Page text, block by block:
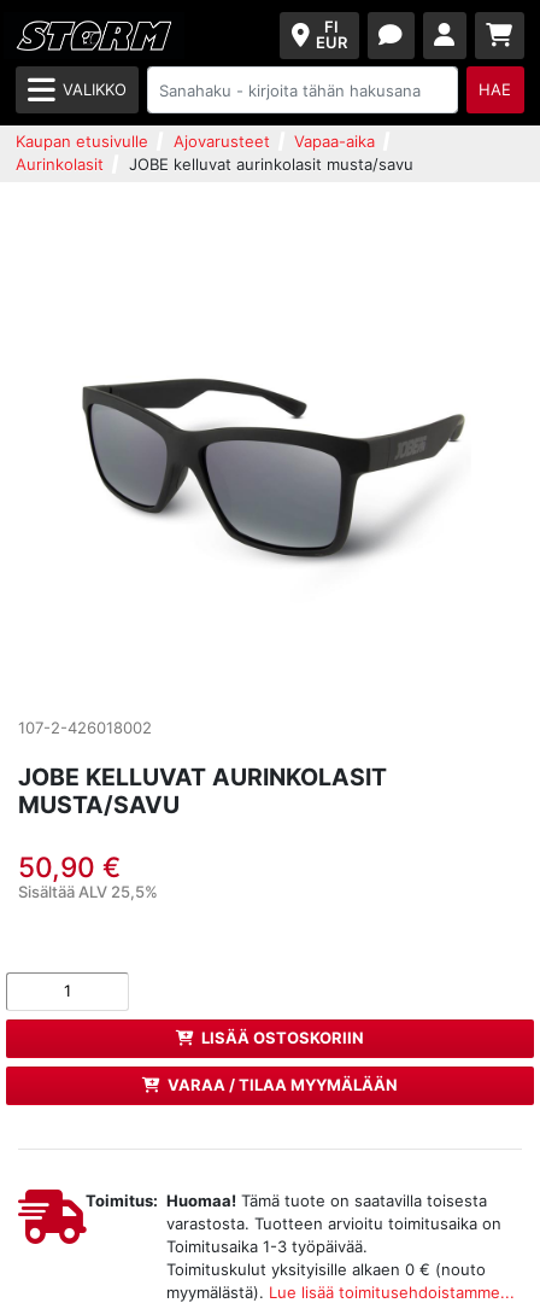
FI
EUR
VALIKKO HAE
Kaupan etusivulle Ajovarusteet
Vapaa-aika
Aurinkolasit
JOBE kelluvat aurinkolasit musta/savu
107-2-426018002
JOBE KELLUVAT AURINKOLASIT
MUSTA/SAVU
50,90 €
Sisältää ALV 25,5%
LISÄÄ OSTOSKORIIN
VARAA / TILAA MYYMÄLÄÄN
Toimitus: Huomaa! Tämä tuote on saatavilla toisesta
varastosta. Tuotteen arvioitu toimitusaika on
Toimitusaika 1-3 työpäivää.
Toimituskulut yksityisille alkaen 0 € (nouto
myymälästä). Lue lisää toimitusehdoistamme...